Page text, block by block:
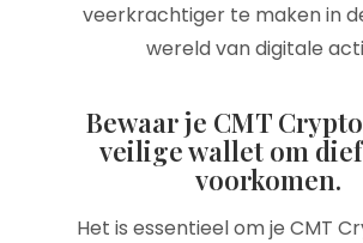
veerkrachtiger te maken in
wereld van digitale
Bewaar je CMT
veilige wallet om
voorkomen.
Het is essentieel om je CMT